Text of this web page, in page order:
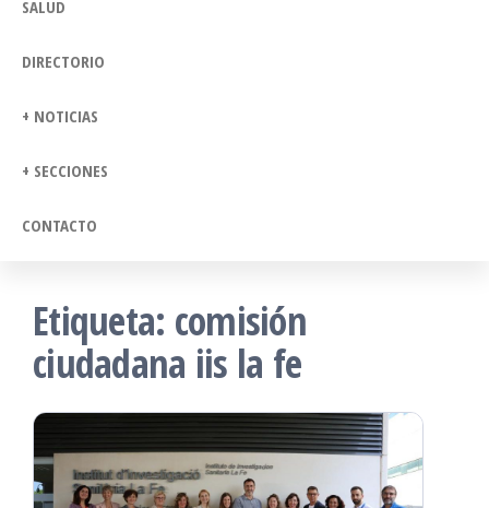
SALUD
DIRECTORIO
+ NOTICIAS
+ SECCIONES
CONTACTO
Etiqueta: comisión
ciudadana iis la fe